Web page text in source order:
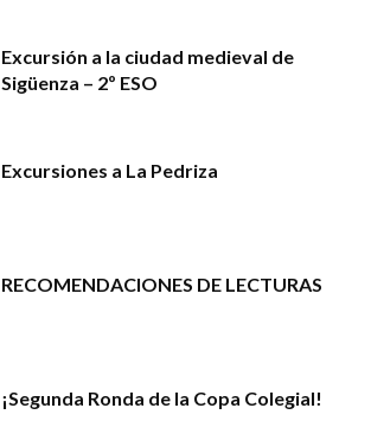
Excursión a la ciudad medieval de
Sigüenza – 2º ESO
Excursiones a La Pedriza
RECOMENDACIONES DE LECTURAS
¡Segunda Ronda de la Copa Colegial!